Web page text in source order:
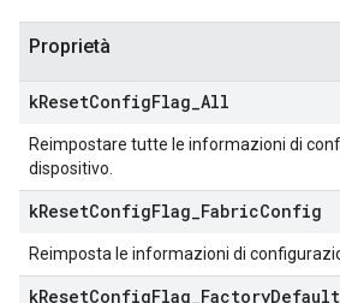
Proprietà
kResetConfigFlag All
Reimpostare tutte le informazioni di
dispositivo.
kResetConfigFlag FabricConfig
Reimposta le informazioni di
kResetConfigFlag Factory